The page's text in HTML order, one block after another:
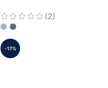
(2)
-17%